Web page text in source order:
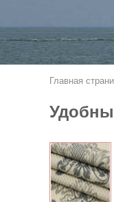
Главная